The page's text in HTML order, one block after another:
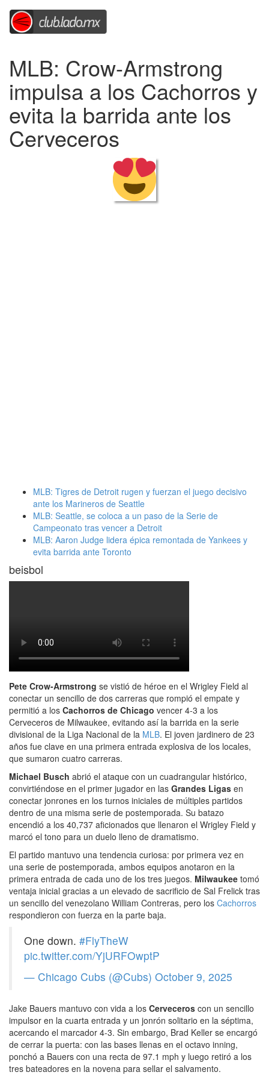
MLB: Crow-Armstrong
impulsa a los Cachorros y
evita la barrida ante los
Cerveceros
MLB: Tigres de Detroit rugen y fuerzan el juego decisivo
ante los Marineros de Seattle
MLB: Seattle, se coloca a un paso de la Serie de
Campeonato tras vencer a Detroit
MLB: Aaron Judge lidera épica remontada de Yankees y
evita barrida ante Toronto
beisbol
Pete Crow-Armstrong se vistió de héroe en el Wrigley Field al
conectar un sencillo de dos carreras que rompió el empate y
permitió a los Cachorros de Chicago vencer 4-3 a los
Cerveceros de Milwaukee, evitando así la barrida en la serie
divisional de la Liga Nacional de la MLB. El joven jardinero de 23
años fue clave en una primera entrada explosiva de los locales,
que sumaron cuatro carreras.
Michael Busch abrió el ataque con un cuadrangular histórico,
convirtiéndose en el primer jugador en las Grandes Ligas en
conectar jonrones en los turnos iniciales de múltiples partidos
dentro de una misma serie de postemporada. Su batazo
encendió a los 40,737 aficionados que llenaron el Wrigley Field y
marcó el tono para un duelo lleno de dramatismo.
El partido mantuvo una tendencia curiosa: por primera vez en
una serie de postemporada, ambos equipos anotaron en la
primera entrada de cada uno de los tres juegos. Milwaukee tomó
ventaja inicial gracias a un elevado de sacrificio de Sal Frelick tras
un sencillo del venezolano William Contreras, pero los Cachorros
respondieron con fuerza en la parte baja.
One down. #FlyTheW
pic.twitter.com/YjURFOwptP
— Chicago Cubs (@Cubs) October 9, 2025
Jake Bauers mantuvo con vida a los Cerveceros con un sencillo
impulsor en la cuarta entrada y un jonrón solitario en la séptima,
acercando el marcador 4-3. Sin embargo, Brad Keller se encargó
de cerrar la puerta: con las bases llenas en el octavo inning,
ponchó a Bauers con una recta de 97.1 mph y luego retiró a los
tres bateadores en la novena para sellar el salvamento.